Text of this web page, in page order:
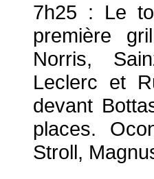
7h25 : Le
première
Norris,
Leclerc et
devant
places.
Stroll,